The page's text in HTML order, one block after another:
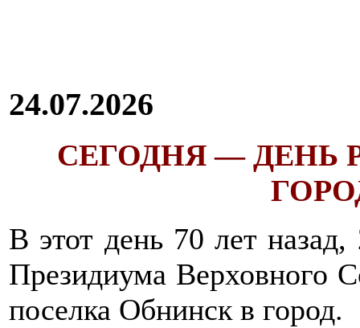
24.07.2026
СЕГОДНЯ — ДЕНЬ
В этот день 70 лет
Президиума Верховного
поселка Обнинск в город.